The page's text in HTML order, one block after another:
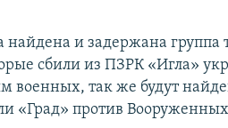
и задержана группа
сбили из ПЗРК «Игла»
военных, так же будут
«Град» против